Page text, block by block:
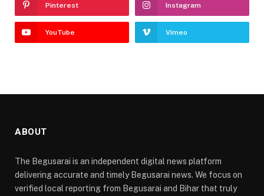
Pinterest Instagram
YouTube Vimeo
ABOUT
The Begusarai is an independent digital news platform
delivering accurate and timely Begusarai news. We focus on
verified local reporting from Begusarai and Bihar that truly